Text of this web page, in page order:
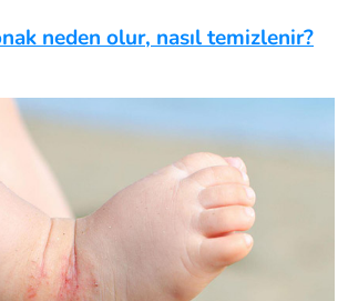
neden olur, nasıl temizlenir?